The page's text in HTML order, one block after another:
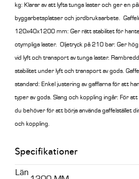
kg: Klarar av att lyfta tunga laster och ger en
byggarbetsplatser och jordbruksarbete.
120x40x1200 mm: Ger rätt stabilitet för
otympliga laster. Oljetryck på 210 bar: Ger
vid lyft och transport av tunga laster.
stabilitet under lyft och transport av gods.
standard: Enkel justering av gafflarna för att
typer av gods. Slang och koppling ingår: För att
du behöver för att börja använda gaffelstället
och koppling.
Specifikationer
Län